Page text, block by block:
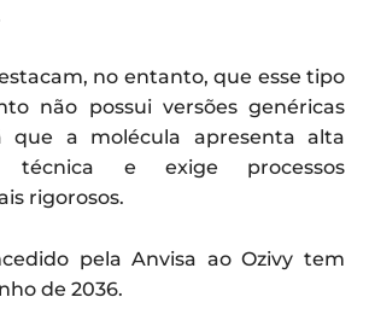
no entanto, que esse tipo
não possui versões genéricas
que a molécula apresenta alta
técnica e exige processos
rigorosos.
pela Anvisa ao Ozivy tem
de 2036.